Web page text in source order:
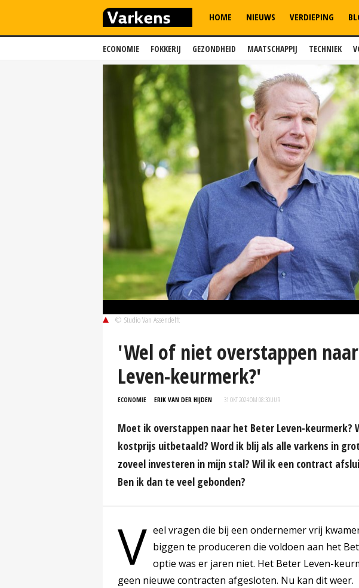
ECONOMIE FOKKERIJ GEZONDHEID MAATSCHAPPIJ TECHNIEK
HOME NIEUWS VERDIEPING
© Studio Van Assendelft
'Wel of niet overstappen
Leven-keurmerk?'
ECONOMIE ERIK VAN DER HIJDEN 31 OKT 2024 OM 08:30UUR
Moet ik overstappen naar het Beter Leven-keurmerk?
kostprijs uitbetaald? Word ik blij als alle varkens in
zoveel investeren in mijn stal? Wil ik een contract
Ben ik dan te veel gebonden?
V eel vragen die bij een ondernemer vrij
biggen te produceren die voldoen aan het
optie was er jaren niet. Het Beter Leven-
geen nieuwe contracten afgesloten. Nu kan dit weer.